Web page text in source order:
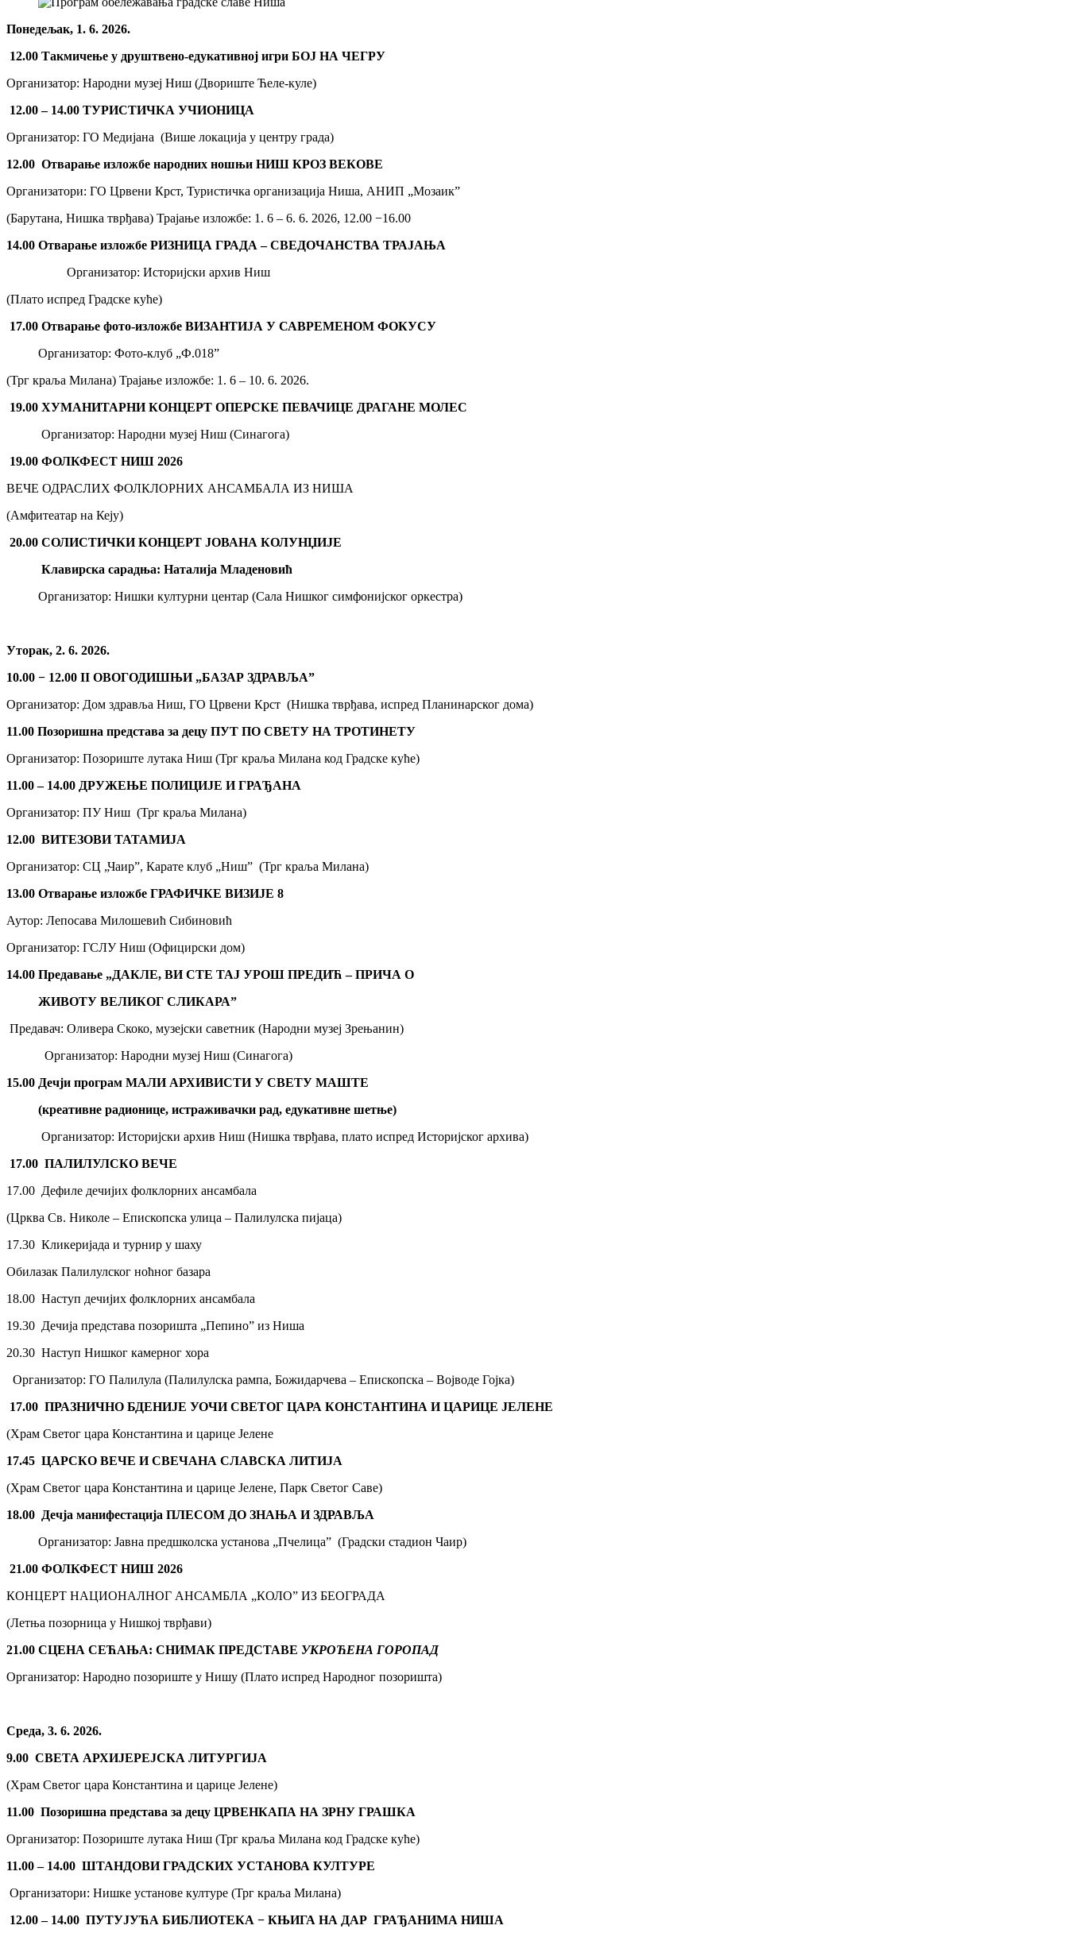
Понедељак, 1. 6. 2026.
12.00 Такмичење у друштвено-едукативној игри БОЈ НА ЧЕГРУ
Организатор: Народни музеј Ниш (Двориште Ћеле-куле)
12.00 – 14.00 ТУРИСТИЧКА УЧИОНИЦА
Организатор: ГО Медијана (Више локација у центру града)
12.00 Отварање изложбе народних ношњи НИШ КРОЗ ВЕКОВЕ
Организатори: ГО Црвени Крст, Туристичка организација Ниша, АНИП „Мозаик”
(Барутана, Нишка тврђава) Трајање изложбе: 1. 6 – 6. 6. 2026, 12.00 −16.00
14.00 Отварање изложбе РИЗНИЦА ГРАДА – СВЕДОЧАНСТВА ТРАЈАЊА
Организатор: Историјски архив Ниш
(Плато испред Градске куће)
17.00 Отварање фото-изложбе ВИЗАНТИЈА У САВРЕМЕНОМ ФОКУСУ
Организатор: Фото-клуб „Ф.018”
(Трг краља Милана) Трајање изложбе: 1. 6 – 10. 6. 2026.
19.00 ХУМАНИТАРНИ КОНЦЕРТ ОПЕРСКЕ ПЕВАЧИЦЕ ДРАГАНЕ МОЛЕС
Организатор: Народни музеј Ниш (Синагога)
19.00 ФОЛКФЕСТ НИШ 2026
ВЕЧЕ ОДРАСЛИХ ФОЛКЛОРНИХ АНСАМБАЛА ИЗ НИША
(Амфитеатар на Кеју)
20.00 СОЛИСТИЧКИ КОНЦЕРТ ЈОВАНА КОЛУНЏИЈЕ ­­
Клавирска сарадња: Наталија Младеновић
Организатор: Нишки културни центар (Сала Нишког симфонијског оркестра)
Уторак, 2. 6. 2026.
10.00 − 12.00 II ОВОГОДИШЊИ „БАЗАР ЗДРАВЉА”
Организатор: Дом здравља Ниш, ГО Црвени Крст (Нишка тврђава, испред Планинарског дома)
11.00 Позоришна представа за децу ПУТ ПО СВЕТУ НА ТРОТИНЕТУ
Организатор: Позориште лутака Ниш (Трг краља Милана код Градске куће)
11.00 – 14.00 ДРУЖЕЊЕ ПОЛИЦИЈЕ И ГРАЂАНА
Организатор: ПУ Ниш (Трг краља Милана)
12.00 ВИТЕЗОВИ ТАТАМИЈА
Организатор: СЦ „Чаир”, Карате клуб „Ниш” (Трг краља Милана)
13.00 Отварање изложбе ГРАФИЧКЕ ВИЗИЈЕ 8
Аутор: Лепосава Милошевић Сибиновић
Организатор: ГСЛУ Ниш (Официрски дом)
14.00 Предавање „ДАКЛЕ, ВИ СТЕ ТАЈ УРОШ ПРЕДИЋ – ПРИЧА О
ЖИВОТУ ВЕЛИКОГ СЛИКАРА”
Предавач: Оливера Скоко, музејски саветник (Народни музеј Зрењанин)
Организатор: Народни музеј Ниш (Синагога)
15.00 Дечји програм МАЛИ АРХИВИСТИ У СВЕТУ МАШТЕ
(креативне радионице, истраживaчки рад, едукативне шетње)
Организатор: Историјски архив Ниш (Нишка тврђава, плато испред Историјског архива)
17.00 ПАЛИЛУЛСКО ВЕЧЕ
17.00 Дефиле дечијих фолклорних ансамбала
(Црква Св. Николе – Епископска улица – Палилулскa пијаца)
17.30 Кликеријада и турнир у шаху
Обилазак Палилулског ноћног базара
18.00 Наступ дечијих фолклорних ансамбала
19.30 Дечија представа позоришта „Пепино” из Ниша
20.30 Наступ Нишког камерног хора
Организатор: ГО Палилула (Палилулска рампа, Божидарчева – Епископска – Војводе Гојка)
17.00 ПРАЗНИЧНО БДЕНИЈЕ УОЧИ СВЕТОГ ЦАРА КОНСТАНТИНА И ЦАРИЦЕ ЈЕЛЕНЕ
(Храм Светог цара Константина и царице Јелене
17.45 ЦАРСКО ВЕЧЕ И СВЕЧАНА СЛАВСКА ЛИТИЈА
(Храм Светог цара Константина и царице Јелене, Парк Светог Саве)
18.00 Дечја манифестација ПЛЕСОМ ДО ЗНАЊА И ЗДРАВЉА
Организатор: Јавна предшколска установа „Пчелица” (Градски стадион Чаир)
21.00 ФОЛКФЕСТ НИШ 2026
КОНЦЕРТ НАЦИОНАЛНОГ АНСАМБЛА „КОЛО” ИЗ БЕОГРАДА
(Летња позорница у Нишкој тврђави)
21.00 СЦЕНА СЕЋАЊА: СНИМАК ПРЕДСТАВЕ УКРОЋЕНА ГОРОПАД
Организатор: Народно позориште у Нишу (Плато испред Народног позоришта)
Среда, 3. 6. 2026.
9.00 СВЕТА АРХИЈЕРЕЈСКА ЛИТУРГИЈА
(Храм Светог цара Константина и царице Јелене)
11.00 Позоришна представа за децу ЦРВЕНКАПА НА ЗРНУ ГРАШКА
Организатор: Позориште лутака Ниш (Трг краља Милана код Градске куће)
11.00 – 14.00 ШТАНДОВИ ГРАДСКИХ УСТАНОВА КУЛТУРЕ
Организатори: Нишке установе културе (Трг краља Милана)
12.00 – 14.00 ПУТУЈУЋА БИБЛИОТЕКА − КЊИГА НА ДАР ГРАЂАНИМА НИША